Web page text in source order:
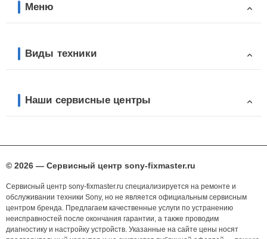
Меню
Виды техники
Наши сервисные центры
© 2026 — Сервисный центр sony-fixmaster.ru
Сервисный центр sony-fixmaster.ru специализируется на ремонте и
обслуживании техники Sony, но не является официальным сервисным
центром бренда. Предлагаем качественные услуги по устранению
неисправностей после окончания гарантии, а также проводим
диагностику и настройку устройств. Указанные на сайте цены носят